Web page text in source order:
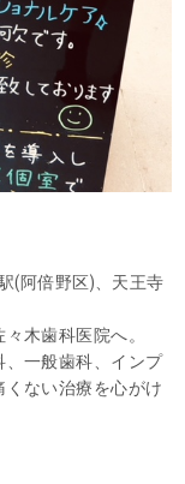
(阿倍野区)、天王寺
木歯科医院へ。
、一般歯科、インプ
ない治療を心がけ